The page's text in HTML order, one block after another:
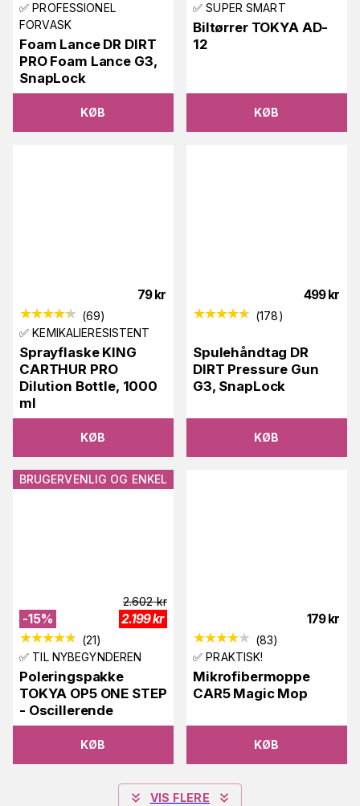
✅ PROFESSIONEL
FORVASK
Foam Lance DR DIRT
PRO Foam Lance G3,
SnapLock
KØB
✅ SUPER SMART
Biltørrer TOKYA AD-
12
KØB
79 kr
(69)
✅ KEMIKALIERESISTENT
Sprayflaske KING
CARTHUR PRO
Dilution Bottle, 1000
ml
KØB
499 kr
(178)
Spulehåndtag DR
DIRT Pressure Gun
G3, SnapLock
KØB
BRUGERVENLIG OG ENKEL
-15%
2.602 kr
2.199kr
(21)
✅ TIL NYBEGYNDEREN
Poleringspakke
TOKYA OP5 ONE STEP
- Oscillerende
KØB
179 kr
(83)
✅ PRAKTISK!
Mikrofibermoppe
CAR5 Magic Mop
KØB
VIS FLERE